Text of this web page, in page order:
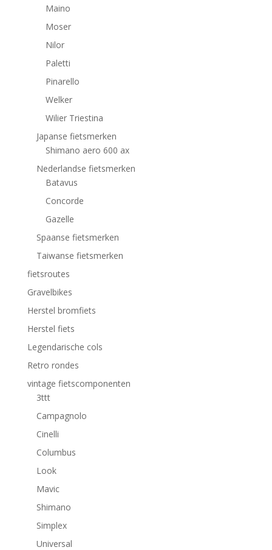
Maino
Moser
Nilor
Paletti
Pinarello
Welker
Wilier Triestina
Japanse fietsmerken
Shimano aero 600 ax
Nederlandse fietsmerken
Batavus
Concorde
Gazelle
Spaanse fietsmerken
Taiwanse fietsmerken
fietsroutes
Gravelbikes
Herstel bromfiets
Herstel fiets
Legendarische cols
Retro rondes
vintage fietscomponenten
3ttt
Campagnolo
Cinelli
Columbus
Look
Mavic
Shimano
Simplex
Universal